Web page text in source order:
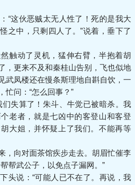
这伙恶贼太无人性了！死的是我大
之中，只剩四人了。”说着，垂下了
动了灵机，猛伸右臂，半抱着胡
，更来不及和秦桂山告别，飞也似地
武凤楼还在慢条斯理地自斟自饮，一
忙问：“怎么回事？”
失算了！朱斗、牛觉已被暗杀。我
老者，就是七凶中的客登山和客登
大姐，并怀疑上了我们。不能再等
向对面茶馆疾步走去。胡眉忙催李
帮武公子，以免点子漏网。”
说：“可能人已不在了。再说，我